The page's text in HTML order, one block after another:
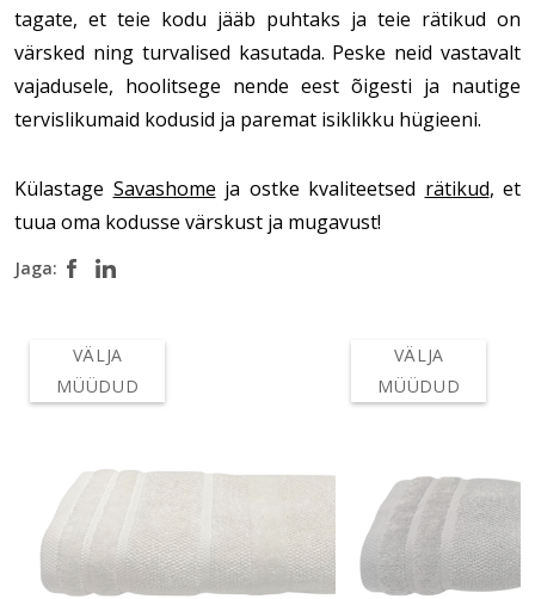
tagate, et teie kodu jääb puhtaks ja teie rätikud on
värsked ning turvalised kasutada. Peske neid vastavalt
vajadusele, hoolitsege nende eest õigesti ja nautige
tervislikumaid kodusid ja paremat isiklikku hügieeni.
Külastage Savashome ja ostke kvaliteetsed rätikud, et
tuua oma kodusse värskust ja mugavust!
Jaga:
VÄLJA
MÜÜDUD
VÄLJA
MÜÜDUD